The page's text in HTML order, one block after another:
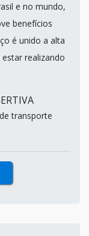
e no mundo,
benefícios
é unido a alta
realizando
transporte